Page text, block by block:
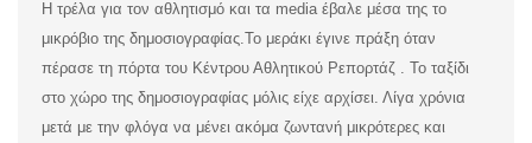
Η τρέλα για τον αθλητισμό και τα media έβαλε μέσα της το
μικρόβιο της δημοσιογραφίας. Το μεράκι έγινε πράξη όταν
πέρασε τη πόρτα του Κέντρου Αθλητικού Ρεπορτάζ . Το ταξίδι
στο χώρο της δημοσιογραφίας μόλις είχε αρχίσει. Λίγα χρόνια
μετά με την φλόγα να μένει ακόμα ζωντανή μικρότερες και